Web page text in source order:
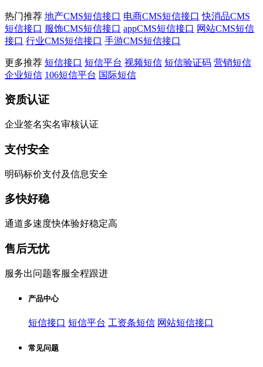
热门推荐 地产CMS短信接口 电商CMS短信接口 快消品CMS
短信接口 服饰CMS短信接口 appCMS短信接口 网站CMS短信
接口 行业CMS短信接口 手游CMS短信接口
更多推荐 短信接口 短信平台 视频短信 短信验证码 营销短信
企业短信 106短信平台 国际短信
资质认证
企业签名实名审核认证
支付安全
明码标价支付及信息安全
多快好稳
通道多速度快体验好稳定高
售后无忧
服务出问题客服全程跟进
产品中心
短信接口 短信平台 工资条短信 网站短信接口
常见问题